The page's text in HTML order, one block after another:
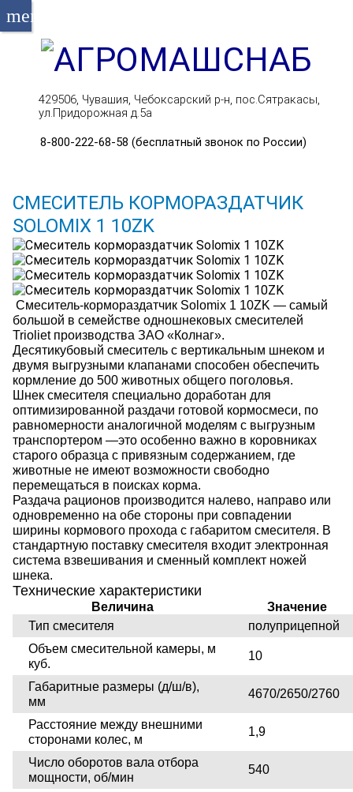
menu
429506, Чувашия, Чебоксарский р-н, пос.Сятракасы,
ул.Придорожная д.5а
8-800-222-68-58 (бесплатный звонок по России)
СМЕСИТЕЛЬ КОРМОРАЗДАТЧИК
SOLOMIX 1 10ZK
Смеситель-кормораздатчик Solomix 1 10ZK — самый
большой в семействе одношнековых смесителей
Trioliet производства ЗАО «Колнаг».
Десятикубовый смеситель с вертикальным шнеком и
двумя выгрузными клапанами способен обеспечить
кормление до 500 животных общего поголовья.
Шнек смесителя специально доработан для
оптимизированной раздачи готовой кормосмеси, по
равномерности аналогичной моделям с выгрузным
транспортером —это особенно важно в коровниках
старого образца с привязным содержанием, где
животные не имеют возможности свободно
перемещаться в поисках корма.
Раздача рационов производится налево, направо или
одновременно на обе стороны при совпадении
ширины кормового прохода с габаритом смесителя. В
стандартную поставку смесителя входит электронная
система взвешивания и сменный комплект ножей
шнека.
Технические характеристики
Величина
Значение
Тип смесителя
полуприцепной
Объем смесительной камеры, м
куб.
10
Габаритные размеры (д/ш/в),
мм
4670/2650/2760
Расстояние между внешними
сторонами колес, м
1,9
Число оборотов вала отбора
мощности, об/мин
540